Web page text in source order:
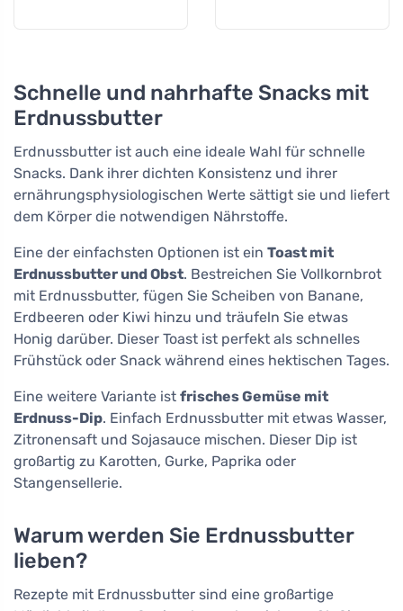
Schnelle und nahrhafte Snacks mit
Erdnussbutter
Erdnussbutter ist auch eine ideale Wahl für schnelle
Snacks. Dank ihrer dichten Konsistenz und ihrer
ernährungsphysiologischen Werte sättigt sie und liefert
dem Körper die notwendigen Nährstoffe.
Eine der einfachsten Optionen ist ein Toast mit
Erdnussbutter und Obst. Bestreichen Sie Vollkornbrot
mit Erdnussbutter, fügen Sie Scheiben von Banane,
Erdbeeren oder Kiwi hinzu und träufeln Sie etwas
Honig darüber. Dieser Toast ist perfekt als schnelles
Frühstück oder Snack während eines hektischen Tages.
Eine weitere Variante ist frisches Gemüse mit
Erdnuss-Dip. Einfach Erdnussbutter mit etwas Wasser,
Zitronensaft und Sojasauce mischen. Dieser Dip ist
großartig zu Karotten, Gurke, Paprika oder
Stangensellerie.
Warum werden Sie Erdnussbutter
lieben?
Rezepte mit Erdnussbutter sind eine großartige